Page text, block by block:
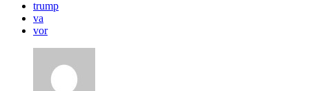
trump
va
vor